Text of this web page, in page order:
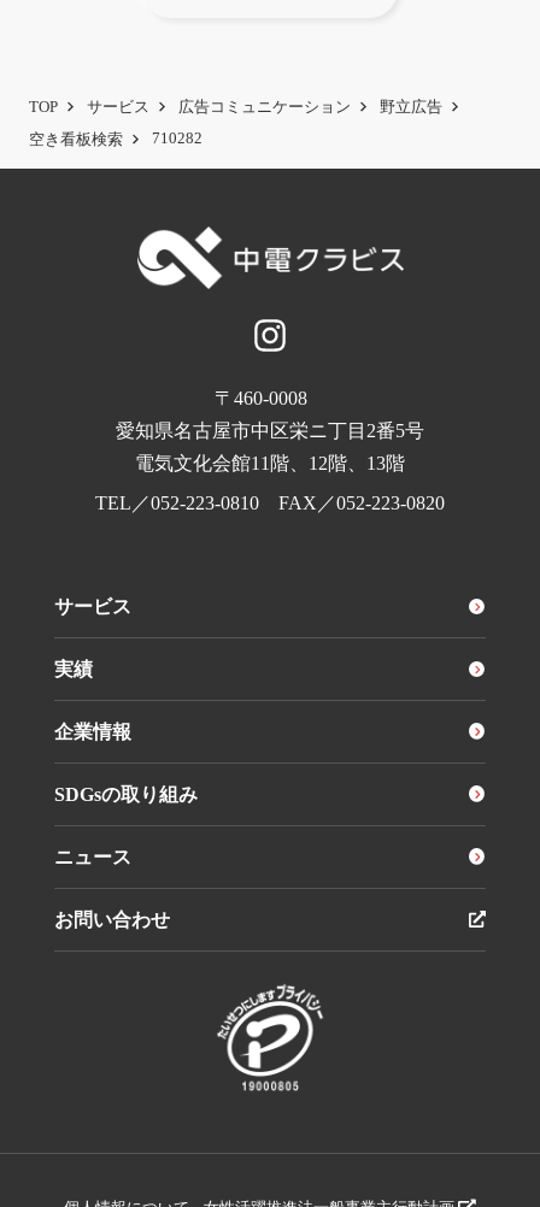
TOP サービス 広告コミュニケーション
野立広告
空き看板検索
710282
〒460-0008
愛知県名古屋市中区栄ニ丁目2番5号
電気文化会館11階、12階、13階
TEL／052-223-0810 FAX／052-223-0820
サービス
実績
企業情報
SDGsの取り組み
ニュース
お問い合わせ